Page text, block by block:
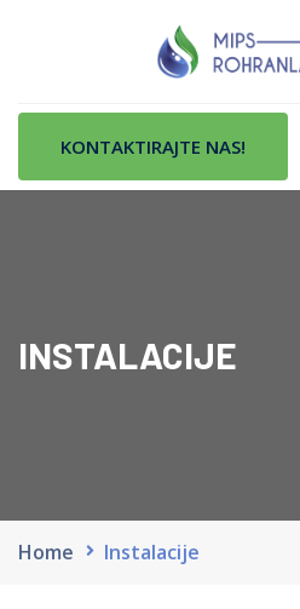
KONTAKTIRAJTE NAS!
INSTALACIJE
Home Instalacije